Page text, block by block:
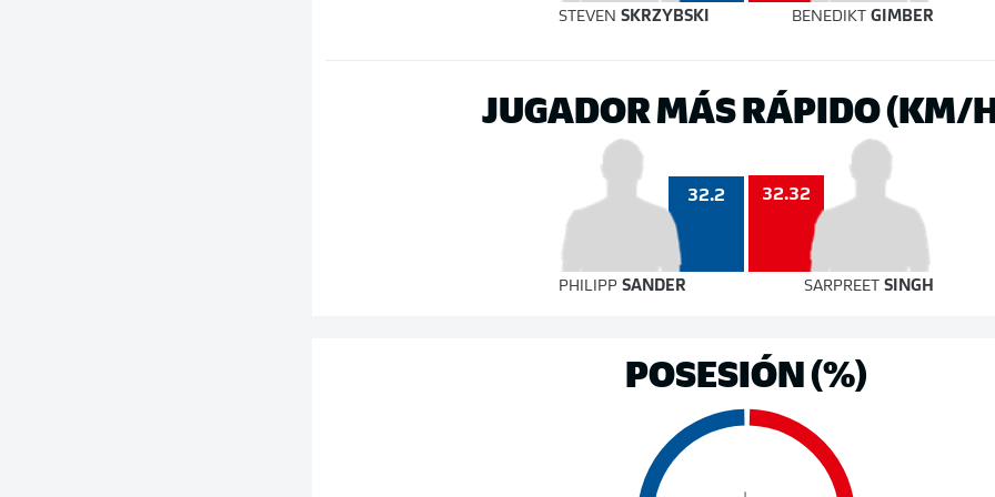
STEVENSKRZYBSKI BENEDIKT GIMBER
JUGADOR MÁS RÁPIDO (KM/
32.2 32.32
PHILIPPSANDER SARPREET SINGH
POSESIÓN (%)